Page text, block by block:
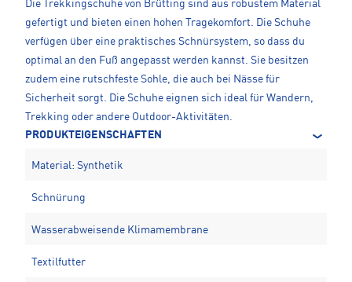
Die Trekkingschuhe von Brütting sind aus robustem Material
gefertigt und bieten einen hohen Tragekomfort. Die Schuhe
verfügen über eine praktisches Schnürsystem, so dass du
optimal an den Fuß angepasst werden kannst. Sie besitzen
zudem eine rutschfeste Sohle, die auch bei Nässe für
Sicherheit sorgt. Die Schuhe eignen sich ideal für Wandern,
Trekking oder andere Outdoor-Aktivitäten.
PRODUKTEIGENSCHAFTEN
Material: Synthetik
Schnürung
Wasserabweisende Klimamembrane
Textilfutter